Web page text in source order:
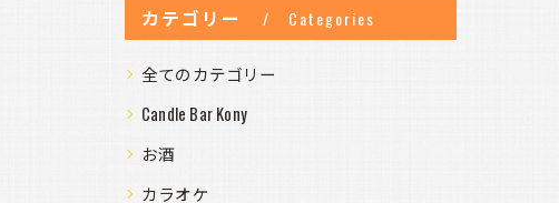
カテゴリー Categories
全てのカテゴリー
Candle Bar Kony
お酒
カラオケ